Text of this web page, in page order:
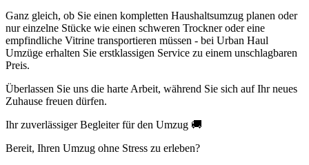
Ganz gleich, ob Sie einen kompletten Haushaltsumzug planen oder
nur einzelne Stücke wie einen schweren Trockner oder eine
empfindliche Vitrine transportieren müssen - bei Urban Haul
Umzüge erhalten Sie erstklassigen Service zu einem unschlagbaren
Preis.
Überlassen Sie uns die harte Arbeit, während Sie sich auf Ihr neues
Zuhause freuen dürfen.
Ihr zuverlässiger Begleiter für den Umzug 🚚
Bereit, Ihren Umzug ohne Stress zu erleben?